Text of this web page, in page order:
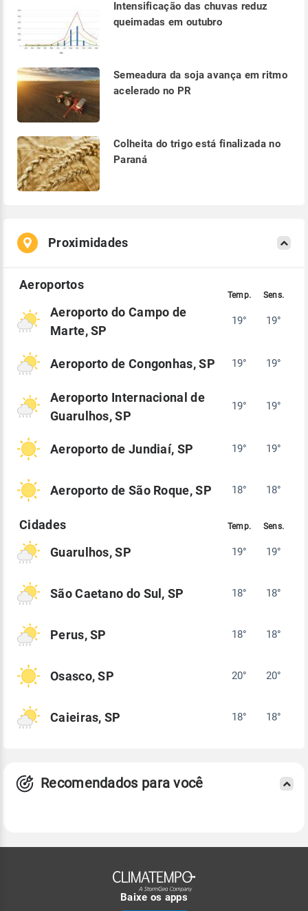
Intensificação das chuvas reduz
queimadas em outubro
Semeadura da soja avança em ritmo
acelerado no PR
Colheita do trigo está finalizada no
Paraná
Proximidades
Aeroporto do Campo de
Marte, SP
19° 19°
Aeroporto de Congonhas, SP 19° 19°
Aeroporto Internacional de
Guarulhos, SP
19° 19°
Aeroporto de Jundiaí, SP 19° 19°
Aeroporto de São Roque, SP 18° 18°
Guarulhos, SP 19° 19°
São Caetano do Sul, SP 18° 18°
Perus, SP 18° 18°
Osasco, SP 20° 20°
Caieiras, SP 18° 18°
Recomendados para você
Baixe os apps